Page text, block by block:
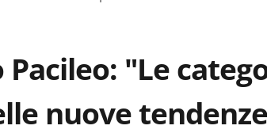
"Le
nuove